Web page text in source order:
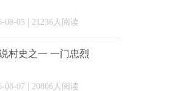
08-05 | 21236人阅读
村史之一 一门忠烈
08-07 | 20806人阅读